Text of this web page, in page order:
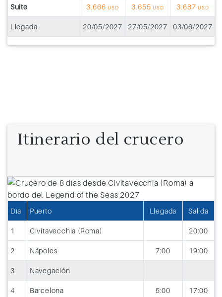
Suite 3.666 USD 3.655 USD 3.687 USD
Llegada 20/05/2027 27/05/2027 03/06/2027
Itinerario del crucero
Día Puerto Llegada Salida
1 Civitavecchia (Roma) 20:00
2 Nápoles 7:00 19:00
3 Navegación
4 Barcelona 5:00 17:00